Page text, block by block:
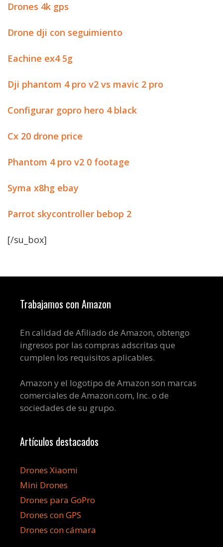
Drones 4k gps
Drone dji con seguimiento
Eachine ex4 5g
Dji phantom 4 pro v2 vs mavic 2 pro
Configurar gopro hero 4 black
Cx 20 drone price
Phantom 4 pro v2 0 footage
Syma x8hg ebay
Parrot skycontroller bebop 2
[/su_box]
Trabajamos con Amazon
En calidad de Afiliado de Amazon, obtengo
ingresos por las compras adscritas que
cumplen los requisitos aplicables.
Amazon y el logotipo de Amazon son marcas
comerciales de Amazon.com, Inc. o de
sociedades de su grupo.
Artículos destacados
Drones Xiaomi
Mini Drones
Drones para GoPro
Drones con GPS
Drones con cámara